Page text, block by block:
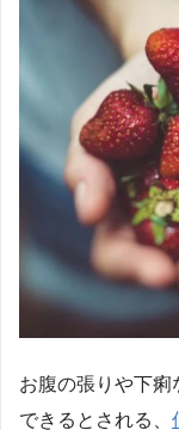
お腹の張りや下
できるとされる、